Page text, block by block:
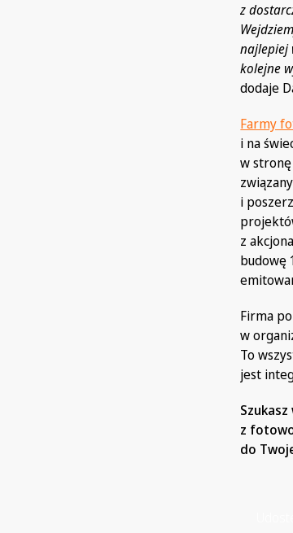
z
najlepiej
kolejne
dodaje
Farmy
i na
w
i
z
budowę
Firma
w
To
jest
z
do